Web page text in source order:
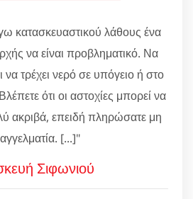
κατασκευαστικού λάθους ένα
να είναι προβληματικό. Να
να τρέχει νερό σε υπόγειο ή στο
ότι οι αστοχίες μπορεί να
ακριβά, επειδή πληρώσατε μη
[...]"
Σιφωνιού